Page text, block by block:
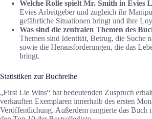
Welche Rolle spielt Mr. Smith in Evies
Evies Arbeitgeber und zugleich ihr
gefährliche Situationen bringt und ihre
Was sind die zentralen Themen des
Themen sind Identität, Betrug, die Suche
sowie die Herausforderungen, die das
bringt.
Statistiken zur Buchreihe
„First Lie Wins“ hat bedeutenden Zuspruch
verkauften Exemplaren innerhalb des ersten
Veröffentlichung. Außerdem rangierte das Buch